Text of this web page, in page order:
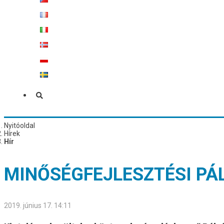
Nyitóoldal
Hírek
Hír
MINŐSÉGFEJLESZTÉSI
2019. június 17. 14:11